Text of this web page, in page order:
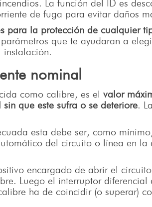
La función del ID es
de fuga para evitar daños
para la protección de cualquier
que te ayudaran a
instalación.
nominal
como calibre, es el valor
que este sufra o se deteriore.
esta debe ser, como
del circuito o línea en la
encargado de abrir el
Luego el interruptor diferencial
ha de coincidir (o superar)